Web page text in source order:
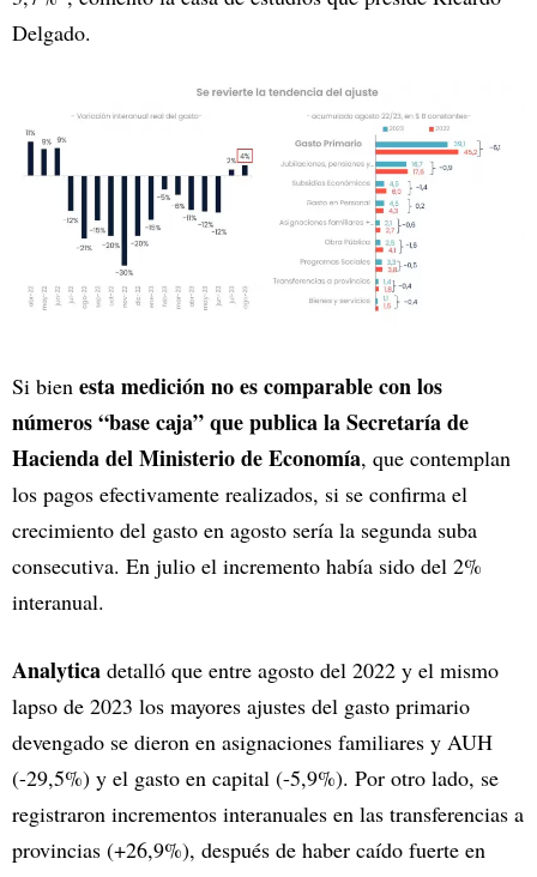
Delgado.
Si bien esta medición no es comparable con los
números “base caja” que publica la Secretaría de
Hacienda del Ministerio de Economía, que contemplan
los pagos efectivamente realizados, si se confirma el
crecimiento del gasto en agosto sería la segunda suba
consecutiva. En julio el incremento había sido del 2%
interanual.
Analytica detalló que entre agosto del 2022 y el mismo
lapso de 2023 los mayores ajustes del gasto primario
devengado se dieron en asignaciones familiares y AUH
(-29,5%) y el gasto en capital (-5,9%). Por otro lado, se
registraron incrementos interanuales en las transferencias a
provincias (+26,9%), después de haber caído fuerte en